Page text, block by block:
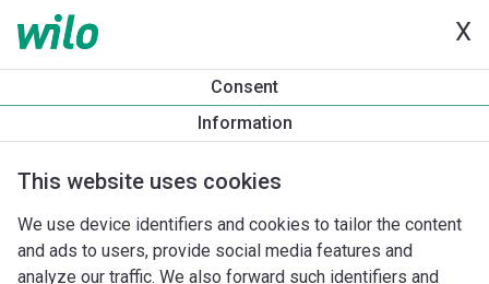
X
Consent
Information
This website uses cookies
We use device identifiers and cookies to tailor the content
and ads to users, provide social media features and
analyze our traffic. We also forward such identifiers and
Tuotetietoa
Atmos GIGA-I 50/150-7,5/2